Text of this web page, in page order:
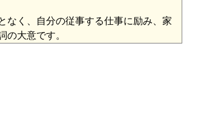
なく、自分の従事する仕事に励み、家
大意です。